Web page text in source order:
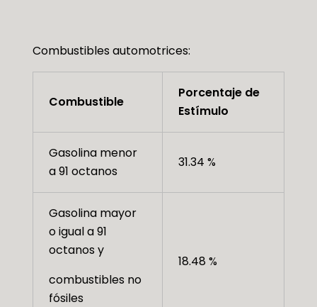
Combustibles automotrices:
Combustible
Porcentaje de
Estímulo
Gasolina menor
a 91 octanos
31.34 %
Gasolina mayor
o igual a 91
octanos y
combustibles no
fósiles
18.48 %